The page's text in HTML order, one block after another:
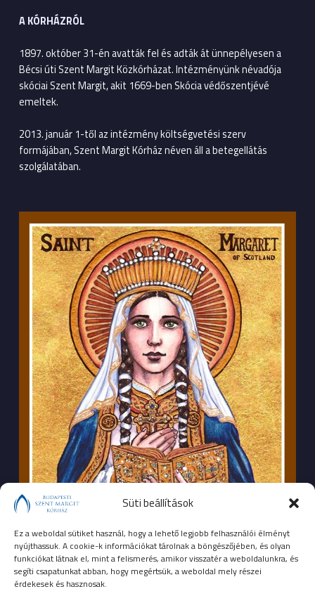
Süti beállítások
Ez a weboldal sütiket használ, hogy a lehető legjobb felhasználói élményt
nyújthassuk. A cookie-k információkat tárolnak a böngészőjében, és olyan
funkciókat látnak el, mint a felismerés, amikor visszatér a weboldalunkra, és
segíti csapatunkat abban, hogy megértsük, a weboldal mely részei
érdekesek és hasznosak.
A KÓRHÁZRÓL
1897. október 31-én avatták fel és adták át ünnepélyesen a
Bécsi úti Szent Margit Közkórházat. Intézményünk névadója
skóciai Szent Margit, akit 1669-ben Skócia védőszentjévé
emeltek.
2013. január 1-től az intézmény költségvetési szerv
formájában, Szent Margit Kórház néven áll a betegellátás
szolgálatában.